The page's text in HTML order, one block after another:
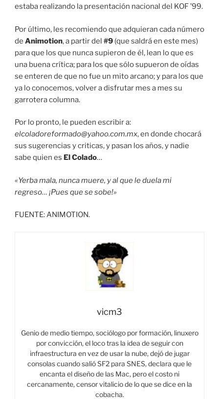
estaba realizando la presentación nacional del KOF ’99.
Por último, les recomiendo que adquieran cada número
de Animotion, a partir del #9 (que saldrá en este mes)
para que los que nunca supieron de él, lean lo que es
una buena crítica; para los que sólo supueron de oídas
se enteren de que no fue un mito arcano; y para los que
ya lo conocemos, volver a disfrutar mes a mes su
garrotera columna.
Por lo pronto, le pueden escribir a:
elcoladoreformado@yahoo.com.mx, en donde chocará
sus sugerencias y criticas, y pasan los años, y nadie
sabe quien es El Colado…
«Yerba mala, nunca muere, y al que le duela mi
regreso… ¡Pues que se sobe!»
FUENTE: ANIMOTION.
vicm3
Genio de medio tiempo, sociólogo por formación, linuxero
por convicción, el loco tras la idea de seguir con
infraestructura en vez de usar la nube, dejó de jugar
consolas cuando salió SF2 para SNES, declara que le
encanta el diseño de las Mac, pero el costo ni
cercanamente, censor vitalicio de lo que se dice en la
cobacha.